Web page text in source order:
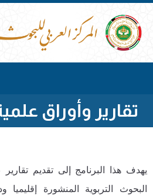
تقارير وأوراق
يهدف هذا البرنامج إلى تقديم
البحوث التربوية المنشورة إقليميا